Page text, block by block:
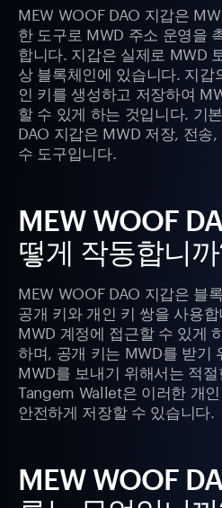
MEW WOOF DAO 지갑은
한 도구로 MWD 주소 운영을
합니다. 지갑은 실제로 MWD
상 블록체인에 있습니다. 지갑
인 키를 생성하고 저장하여
할 수 있게 하는 것입니다. 기
DAO 지갑은 MWD 저장, 전송
수 도구입니다.
MEW WOOF
떻게 작동합니
MEW WOOF DAO 지갑은 블
공개 키와 개인 키 쌍을 사용
MWD 계정에 접근할 수 있게
하며, 공개 키는 MWD를 받기
MWD를 보내기 위해서는 적
Tangem Wallet은 이러한 개
안전하게 저장할 수 있습니다.
MEW WOOF